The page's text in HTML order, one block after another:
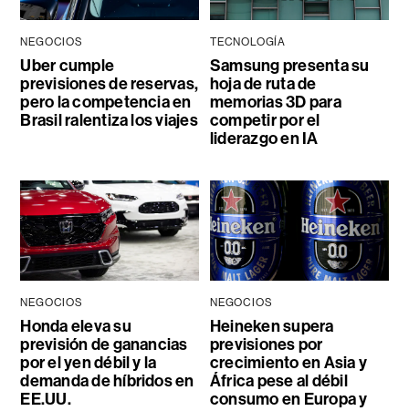
NEGOCIOS
Uber cumple
previsiones de reservas,
pero la competencia en
Brasil ralentiza los viajes
TECNOLOGÍA
Samsung presenta su
hoja de ruta de
memorias 3D para
competir por el
liderazgo en IA
NEGOCIOS
Honda eleva su
previsión de ganancias
por el yen débil y la
demanda de híbridos en
EE.UU.
NEGOCIOS
Heineken supera
previsiones por
crecimiento en Asia y
África pese al débil
consumo en Europa y